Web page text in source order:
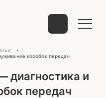
•
коробок передач
диагностика и
передач
связи